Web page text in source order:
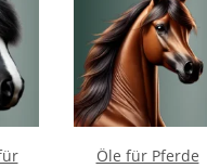
Öle für Pferde